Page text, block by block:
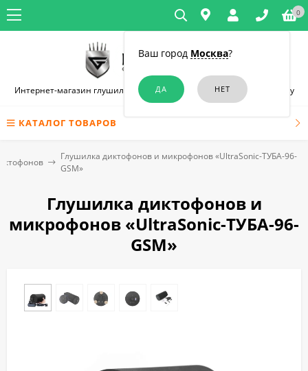
Ваш город Москва?
0
Интернет-магазин глушилок связи и диктофонов в Ростове-на-Дону
КАТАЛОГ ТОВАРОВ
Глушилка диктофонов и микрофонов «UltraSonic-ТУБА-96-
GSM»
Глушилка диктофонов и
микрофонов «UltraSonic-ТУБА-96-
GSM»